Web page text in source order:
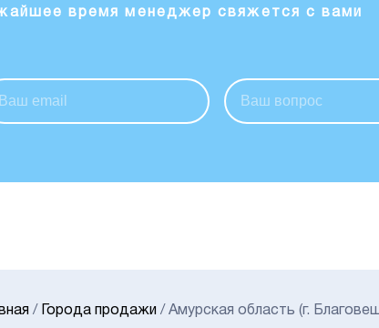
время менеджер свяжется с вами
/ Города продажи /Амурская область (г.